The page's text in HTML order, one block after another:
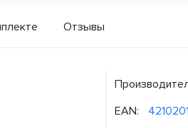
Отзывы
EAN: